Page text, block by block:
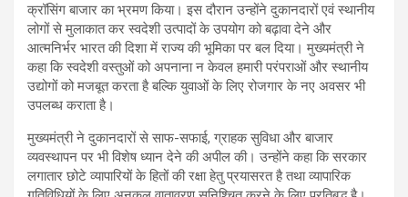
क्रॉसिंग बाजार का भ्रमण किया। इस दौरान उन्होंने दुकानदारों एवं स्थानीय
लोगों से मुलाकात कर स्वदेशी उत्पादों के उपयोग को बढ़ावा देने और
आत्मनिर्भर भारत की दिशा में राज्य की भूमिका पर बल दिया। मुख्यमंत्री ने
कहा कि स्वदेशी वस्तुओं को अपनाना न केवल हमारी परंपराओं और स्थानीय
उद्योगों को मजबूत करता है बल्कि युवाओं के लिए रोजगार के नए अवसर भी
उपलब्ध कराता है।
मुख्यमंत्री ने दुकानदारों से साफ-सफाई, ग्राहक सुविधा और बाजार
व्यवस्थापन पर भी विशेष ध्यान देने की अपील की। उन्होंने कहा कि सरकार
लगातार छोटे व्यापारियों के हितों की रक्षा हेतु प्रयासरत है तथा व्यापारिक